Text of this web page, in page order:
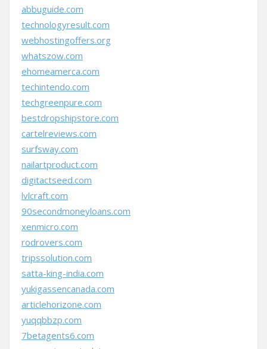
abbuguide.com
technologyresult.com
webhostingoffers.org
whatszow.com
ehomeamerca.com
techintendo.com
techgreenpure.com
bestdropshipstore.com
cartelreviews.com
surfsway.com
nailartproduct.com
digitactseed.com
lvlcraft.com
90secondmoneyloans.com
xenmicro.com
rodrovers.com
tripssolution.com
satta-king-india.com
yukigassencanada.com
articlehorizone.com
yuqqbbzp.com
7betagents6.com